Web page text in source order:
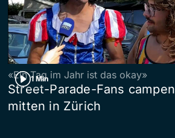
1 Min
«Ein Tag im Jahr ist das okay»
Street-Parade-Fans campen
mitten in Zürich